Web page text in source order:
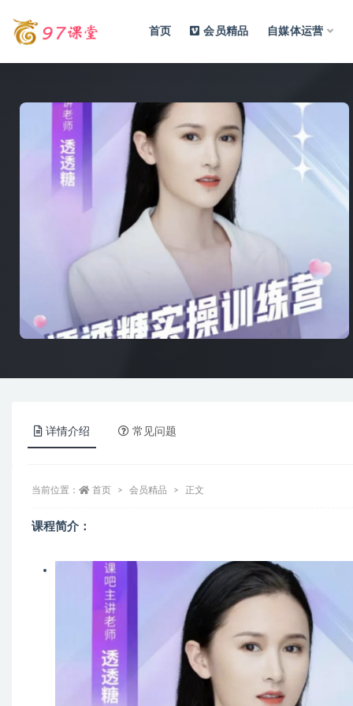
首页 会员精品 自媒体运营
详情介绍 常见问题
当前位置： 首页 会员精品 正文
课程简介：